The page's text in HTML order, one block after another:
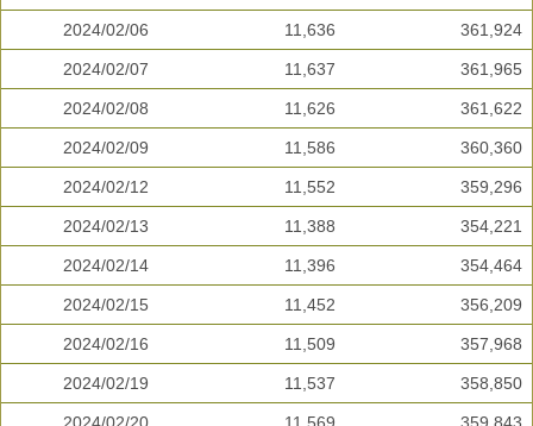
2024/02/06 11,636 361,924
2024/02/07 11,637 361,965
2024/02/08 11,626 361,622
2024/02/09 11,586 360,360
2024/02/12 11,552 359,296
2024/02/13 11,388 354,221
2024/02/14 11,396 354,464
2024/02/15 11,452 356,209
2024/02/16 11,509 357,968
2024/02/19 11,537 358,850